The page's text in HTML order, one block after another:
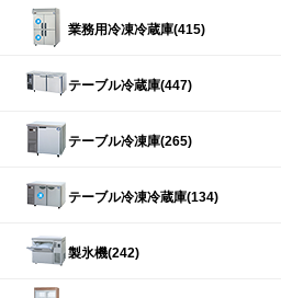
業務用冷凍冷蔵庫(415)
テーブル冷蔵庫(447)
テーブル冷凍庫(265)
テーブル冷凍冷蔵庫(134)
製氷機(242)